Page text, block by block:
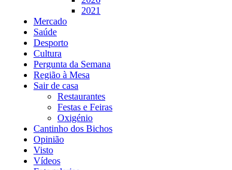
2021
Mercado
Saúde
Desporto
Cultura
Pergunta da Semana
Região à Mesa
Sair de casa
Restaurantes
Festas e Feiras
Oxigénio
Cantinho dos Bichos
Opinião
Visto
Vídeos